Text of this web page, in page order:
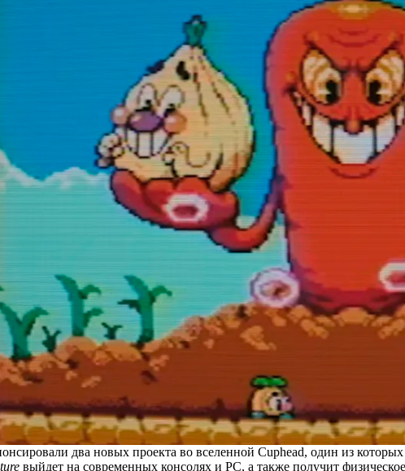
два новых проекта во вселенной Cuphead, один из
выйдет на современных консолях и PC, а также получит